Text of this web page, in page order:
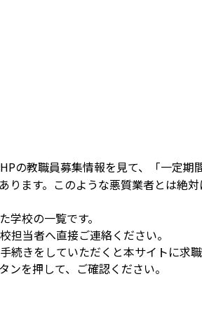
の教職員募集情報を見て、「一定期
ます。このような悪質業者とは絶対
校の一覧です。
担当者へ直接ご連絡ください。
続きをしていただくと本サイトに
を押して、ご確認ください。